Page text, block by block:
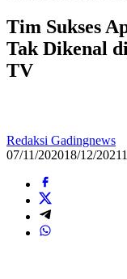
Tim Sukses
Tak Dikenal
TV
Redaksi Gadingnews
07/11/202018/12/2021